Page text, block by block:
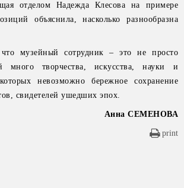
отделом Надежда Клесова на примере
объяснила, насколько разнообразна
музейный сотрудник – это не просто
много творчества, искусства, науки и
невозможно бережное сохранение
свидетелей ушедших эпох.
Анна СЕМЕНОВА
print